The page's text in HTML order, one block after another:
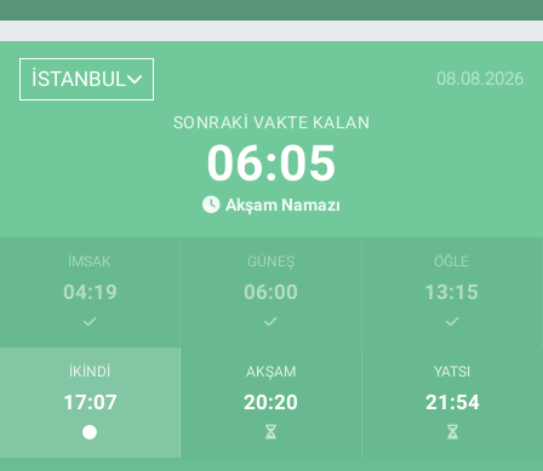
İSTANBUL 08.08.2026
SONRAKI VAKTE KALAN
06:05
Akşam Namazı
İMSAK
04:19
GÜNEŞ
06:00
ÖĞLE
13:15
İKINDI
17:07
AKŞAM
20:20
YATSI
21:54